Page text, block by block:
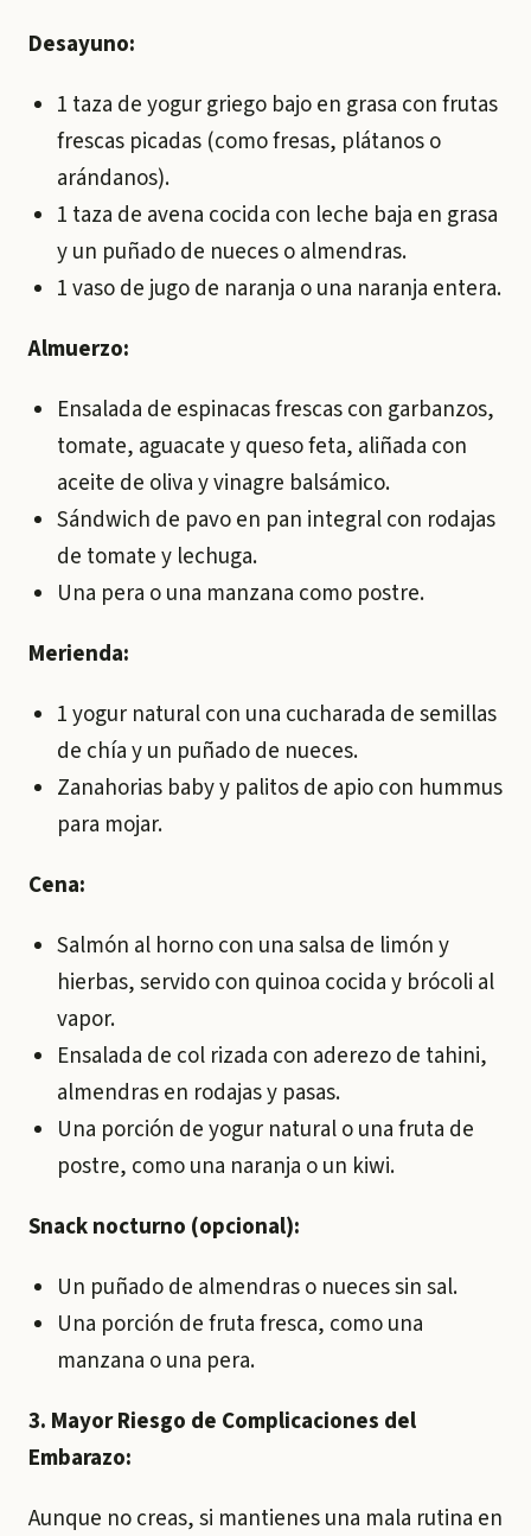
Desayuno:
1 taza de yogur griego bajo en grasa con frutas
frescas picadas (como fresas, plátanos o
arándanos).
1 taza de avena cocida con leche baja en grasa
y un puñado de nueces o almendras.
1 vaso de jugo de naranja o una naranja entera.
Almuerzo:
Ensalada de espinacas frescas con garbanzos,
tomate, aguacate y queso feta, aliñada con
aceite de oliva y vinagre balsámico.
Sándwich de pavo en pan integral con rodajas
de tomate y lechuga.
Una pera o una manzana como postre.
Merienda:
1 yogur natural con una cucharada de semillas
de chía y un puñado de nueces.
Zanahorias baby y palitos de apio con hummus
para mojar.
Cena:
Salmón al horno con una salsa de limón y
hierbas, servido con quinoa cocida y brócoli al
vapor.
Ensalada de col rizada con aderezo de tahini,
almendras en rodajas y pasas.
Una porción de yogur natural o una fruta de
postre, como una naranja o un kiwi.
Snack nocturno (opcional):
Un puñado de almendras o nueces sin sal.
Una porción de fruta fresca, como una
manzana o una pera.
3. Mayor Riesgo de Complicaciones del
Embarazo:
Aunque no creas, si mantienes una mala rutina en